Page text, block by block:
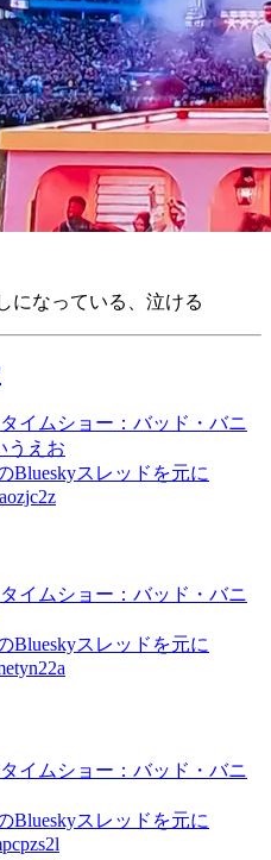
になっている、泣ける
イムショー：バッド・バニ
うえお
Blueskyスレッドを元に
イムショー：バッド・バニ
Blueskyスレッドを元に
イムショー：バッド・バニ
Blueskyスレッドを元に